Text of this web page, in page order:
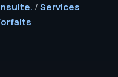
/ Services